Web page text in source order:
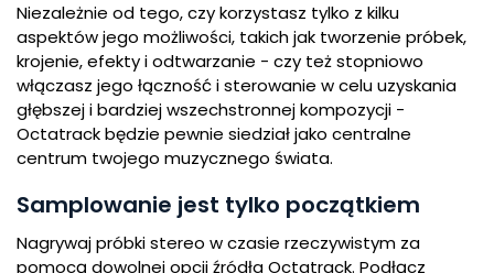
Niezależnie od tego, czy korzystasz tylko z kilku
aspektów jego możliwości, takich jak tworzenie próbek,
krojenie, efekty i odtwarzanie - czy też stopniowo
włączasz jego łączność i sterowanie w celu uzyskania
głębszej i bardziej wszechstronnej kompozycji -
Octatrack będzie pewnie siedział jako centralne
centrum twojego muzycznego świata.
Samplowanie jest tylko początkiem
Nagrywaj próbki stereo w czasie rzeczywistym za
pomocą dowolnej opcji źródła Octatrack. Podłącz